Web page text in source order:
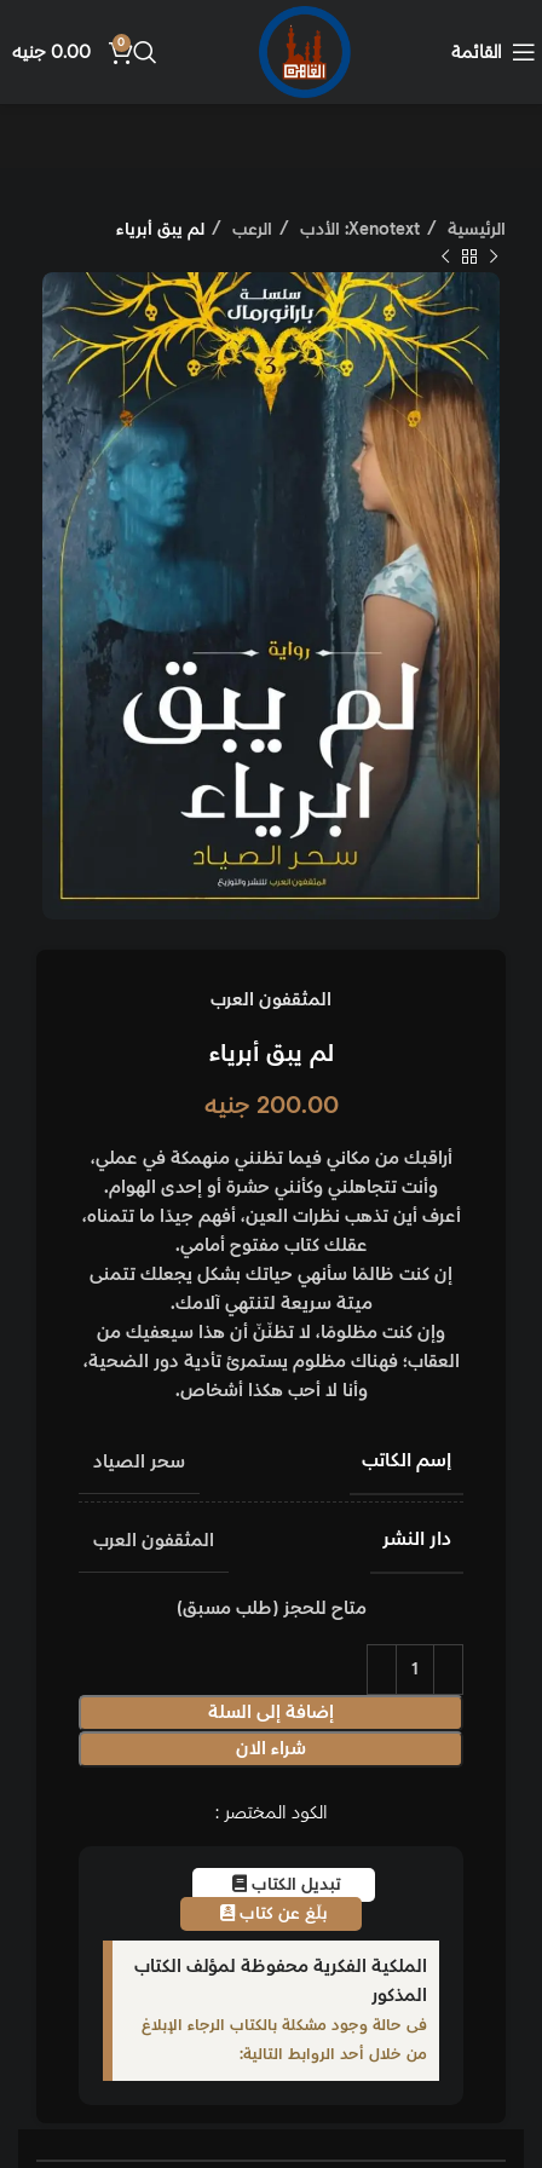
القائمة 0
0.00 جنيه
الرئيسية Xenotext: الأدب الرعب لم يبق أبرياء
المثقفون العرب
لم يبق أبرياء
200.00 جنيه
أراقبك من مكاني فيما تظنني منهمكة في عملي،
وأنت تتجاهلني وكأنني حشرة أو إحدى الهوام.
أعرف أين تذهب نظرات العين، أفهم جيدًا ما تتمناه،
عقلك كتاب مفتوح أمامي.
إن كنت ظالمًا سأنهي حياتك بشكل يجعلك تتمنى
ميتة سريعة لتنتهي آلامك.
وإن كنت مظلومًا، لا تظنّنّ أن هذا سيعفيك من
العقاب؛ فهناك مظلوم يستمرئ تأدية دور الضحية،
وأنا لا أحب هكذا أشخاص.
إسم الكاتب سحر الصياد
دار النشر المثقفون العرب
متاح للحجز (طلب مسبق)
إضافة إلى السلة
شراء الان
الكود المختصر :
تبديل الكتاب
بلّغ عن كتاب
الملكية الفكرية محفوظة لمؤلف الكتاب
المذكور
فى حالة وجود مشكلة بالكتاب الرجاء الإبلاغ
من خلال أحد الروابط التالية: